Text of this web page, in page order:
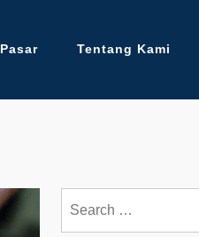
Pasar Tentang Kami
for: